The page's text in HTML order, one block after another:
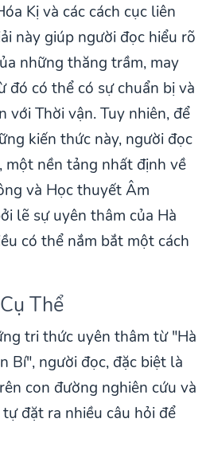
Kị và các cách cục liên
này giúp người đọc hiểu rõ
những thăng trầm, may
đó có thể có sự chuẩn bị và
với Thời vận. Tuy nhiên, để
kiến thức này, người đọc
một nền tảng nhất định về
và Học thuyết Âm
lẽ sự uyên thâm của Hà
có thể nắm bắt một cách
Thể
tri thức uyên thâm từ "Hà
Bí", người đọc, đặc biệt là
con đường nghiên cứu và
đặt ra nhiều câu hỏi để